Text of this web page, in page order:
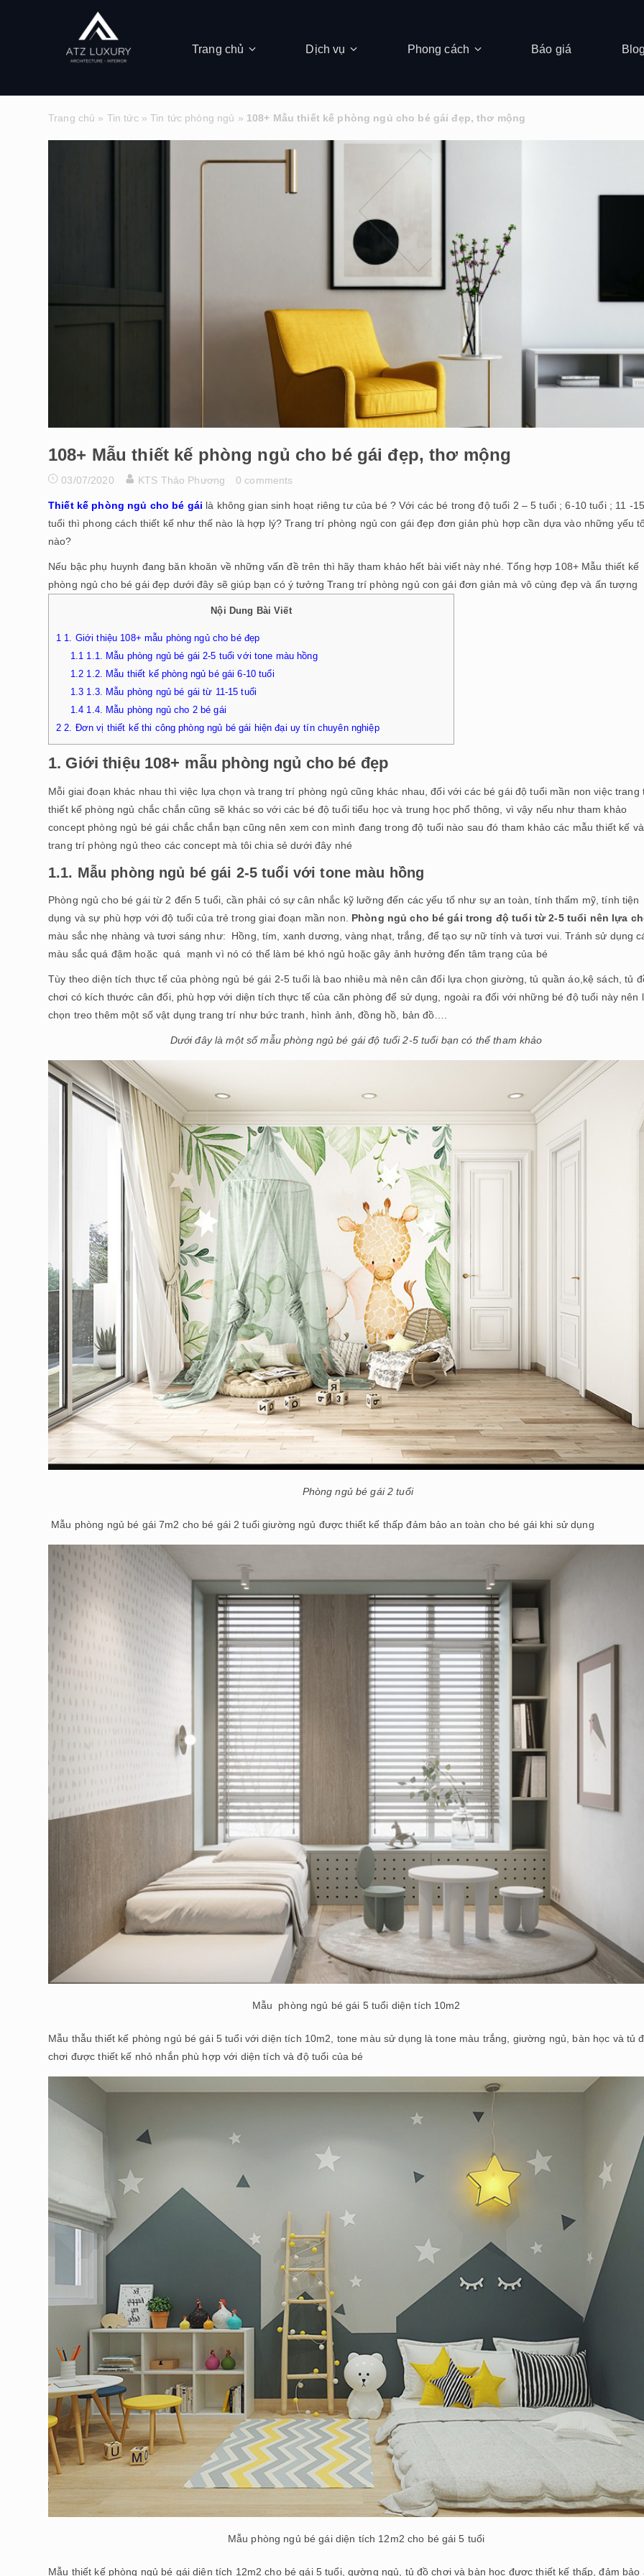
Trang chủ Dịch vụ Phong cách Báo giá
Trang chủ » Tin tức»Tin tức phòng ngủ » 108+ Mẫu thiết kế phòng ngủ cho bé gái đẹp, thơ mộng
108+ Mẫu thiết kế phòng ngủ cho bé gái đẹp, thơ mộng
03/07/2020 KTS Thảo Phương 0 comments
Thiết kế phòng ngủ cho bé gái là không gian sinh hoạt riêng tư của bé ? Với các bé trong độ tuổi 2 – 5 tuổi ; 6-10 tuổi ; 11 -15
tuổi thì phong cách thiết kế như thế nào là hợp lý? Trang trí phòng ngủ con gái đẹp đơn giản phù hợp cần dựa vào những yếu
nào?
Nếu bậc phụ huynh đang băn khoăn về những vấn đề trên thì hãy tham khảo hết bài viết này nhé. Tổng hợp 108+ Mẫu thiết kế
phòng ngủ cho bé gái đẹp dưới đây sẽ giúp bạn có ý tưởng Trang trí phòng ngủ con gái đơn giản mà vô cùng đẹp và ấn tượng
Nội Dung Bài Viết
1 1. Giới thiệu 108+ mẫu phòng ngủ cho bé đẹp
1.1 1.1. Mẫu phòng ngủ bé gái 2-5 tuổi với tone màu hồng
1.2 1.2. Mẫu thiết kế phòng ngủ bé gái 6-10 tuổi
1.3 1.3. Mẫu phòng ngủ bé gái từ 11-15 tuổi
1.4 1.4. Mẫu phòng ngủ cho 2 bé gái
2 2. Đơn vị thiết kế thi công phòng ngủ bé gái hiện đại uy tín chuyên nghiệp
1. Giới thiệu 108+ mẫu phòng ngủ cho bé đẹp
Mỗi giai đoạn khác nhau thì việc lựa chọn và trang trí phòng ngủ cũng khác nhau, đối với các bé gái độ tuổi mần non việc trang
thiết kế phòng ngủ chắc chắn cũng sẽ khác so với các bé độ tuổi tiểu học và trung học phổ thông, vì vậy nếu như tham khảo
concept phòng ngủ bé gái chắc chắn bạn cũng nên xem con mình đang trong độ tuổi nào sau đó tham khảo các mẫu thiết kế và
trang trí phòng ngủ theo các concept mà tôi chia sẻ dưới đây nhé
1.1. Mẫu phòng ngủ bé gái 2-5 tuổi với tone màu hồng
Phòng ngủ cho bé gái từ 2 đến 5 tuổi, cần phải có sự cân nhắc kỹ lưỡng đến các yếu tố như sự an toàn, tính thẩm mỹ, tính tiện
dụng và sự phù hợp với độ tuổi của trẻ trong giai đoạn mần non. Phòng ngủ cho bé gái trong độ tuổi từ 2-5 tuổi nên lựa
màu sắc nhẹ nhàng và tươi sáng như: Hồng, tím, xanh dương, vàng nhạt, trắng, để tạo sự nữ tính và tươi vui. Tránh sử dụng
màu sắc quá đậm hoặc quá mạnh vì nó có thể làm bé khó ngủ hoặc gây ảnh hưởng đến tâm trạng của bé
Tùy theo diện tích thực tế của phòng ngủ bé gái 2-5 tuổi là bao nhiêu mà nên cân đối lựa chọn giường, tủ quần áo,kệ sách, tủ
chơi có kích thước cân đối, phù hợp với diện tích thực tế của căn phòng để sử dụng, ngoài ra đối với những bé độ tuổi này nên
chọn treo thêm một số vật dụng trang trí như bức tranh, hình ảnh, đồng hồ, bản đồ….
Dưới đây là một số mẫu phòng ngủ bé gái độ tuổi 2-5 tuổi bạn có thể tham khảo
Phòng ngủ bé gái 2 tuổi
Mẫu phòng ngủ bé gái 7m2 cho bé gái 2 tuổi giường ngủ được thiết kế thấp đảm bảo an toàn cho bé gái khi sử dụng
Mẫu phòng ngủ bé gái 5 tuổi diện tích 10m2
Mẫu thẫu thiết kế phòng ngủ bé gái 5 tuổi với diện tích 10m2, tone màu sử dụng là tone màu trắng, giường ngủ, bàn học và tủ
chơi được thiết kế nhỏ nhắn phù hợp với diện tích và độ tuổi của bé
Mẫu phòng ngủ bé gái diện tích 12m2 cho bé gái 5 tuổi
Mẫu thiết kế phòng ngủ bé gái diện tích 12m2 cho bé gái 5 tuổi, gường ngủ, tủ đồ chơi và bàn học được thiết kế thấp, đảm bảo